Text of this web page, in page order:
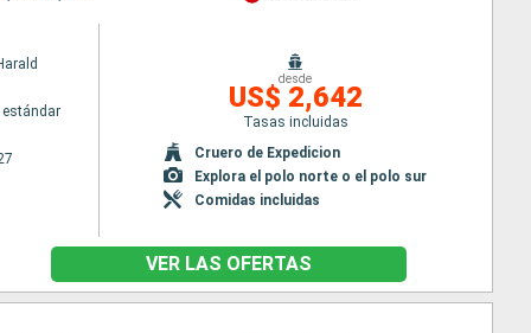
desde
US$ 2,642
Tasas incluidas
Cruero de Expedicion
Explora el polo norte o el polo sur
Comidas incluidas
VER LAS OFERTAS